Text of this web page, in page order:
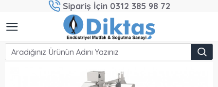
Sipariş İçin 0312 385 98 72